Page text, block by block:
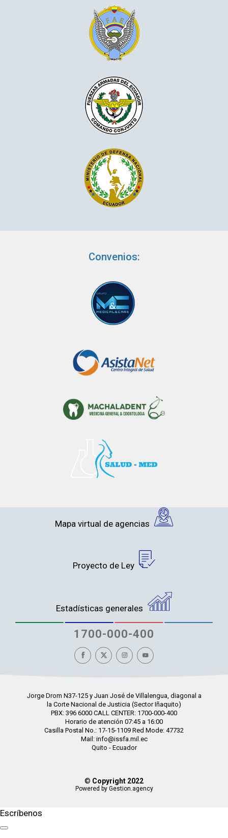
Convenios:
Mapa virtual de agencias
Proyecto de Ley
Estadísticas generales
1700-000-400
© Copyright 2022
Powered by Gestion.agency
Jorge Drom N37-125 y Juan José de Villalengua, diagonal a
la Corte Nacional de Justicia (Sector Iñaquito)
PBX: 396 6000 CALL CENTER: 1700-000-400
Horario de atención 07:45 a 16:00
Casilla Postal No.: 17-15-1109 Red Mode: 47732
Mail: info@issfa.mil.ec
Quito - Ecuador
Escríbenos